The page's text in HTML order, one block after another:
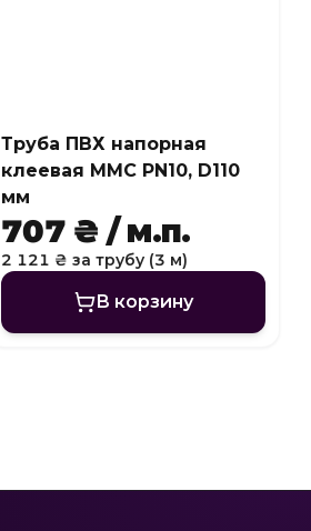
Труба ПВХ напорная
клеевая MMC PN10, D110
мм
707 ₴ / м.п.
2 121 ₴ за трубу (3 м)
В корзину